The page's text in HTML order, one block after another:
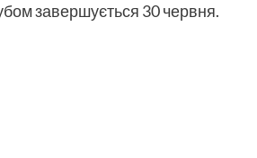
завершується 30 червня.